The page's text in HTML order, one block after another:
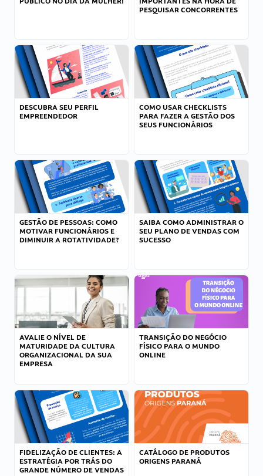
PESQUISAR CONCORRENTES
DESCUBRA SEU PERFIL
EMPREENDEDOR
COMO USAR CHECKLISTS
PARA FAZER A GESTÃO DOS
SEUS FUNCIONÁRIOS
GESTÃO DE PESSOAS: COMO
MOTIVAR FUNCIONÁRIOS E
DIMINUIR A ROTATIVIDADE?
SAIBA COMO ADMINISTRAR O
SEU PLANO DE VENDAS COM
SUCESSO
AVALIE O NÍVEL DE
MATURIDADE DA CULTURA
ORGANIZACIONAL DA SUA
EMPRESA
TRANSIÇÃO DO NEGÓCIO
FÍSICO PARA O MUNDO
ONLINE
FIDELIZAÇÃO DE CLIENTES: A
ESTRATÉGIA POR TRÁS DO
GRANDE NÚMERO DE VENDAS
CATÁLOGO DE PRODUTOS
ORIGENS PARANÁ